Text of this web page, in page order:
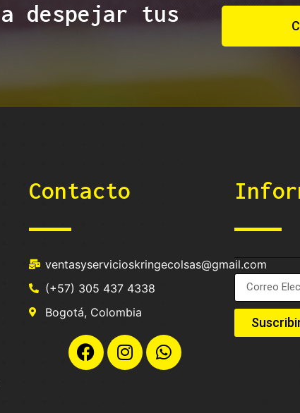
despejar tus
Contacto
ventasyservicioskringecolsas@gmail.com
(+57) 305 437 4338
Bogotá, Colombia